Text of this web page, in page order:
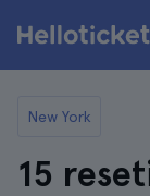
New York
15